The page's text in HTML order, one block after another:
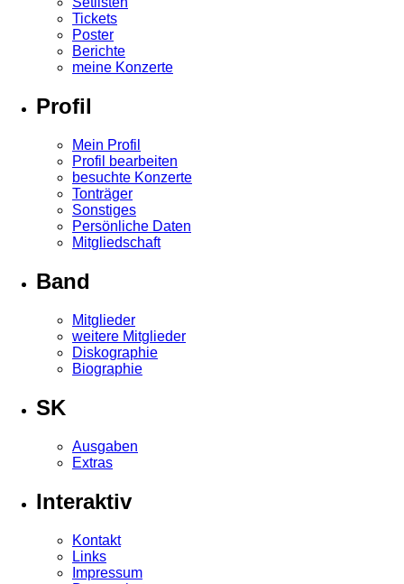
Tickets
Poster
Berichte
meine Konzerte
Profil
Mein Profil
Profil bearbeiten
besuchte Konzerte
Tonträger
Sonstiges
Persönliche Daten
Mitgliedschaft
Band
Mitglieder
weitere Mitglieder
Diskographie
Biographie
SK
Ausgaben
Extras
Interaktiv
Kontakt
Links
Impressum